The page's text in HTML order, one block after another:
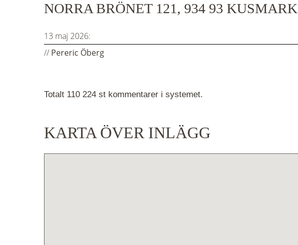
Totalt 110 224 st kommentarer i systemet.
KARTA ÖVER INLÄGG
NORRA BRÖNET 121, 934 93 KUSMARK
13 maj 2026:
// Pereric Öberg